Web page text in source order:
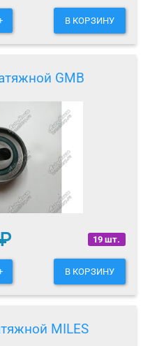
В КОРЗИНУ
GMB
19 шт.
₽
В КОРЗИНУ
MILES